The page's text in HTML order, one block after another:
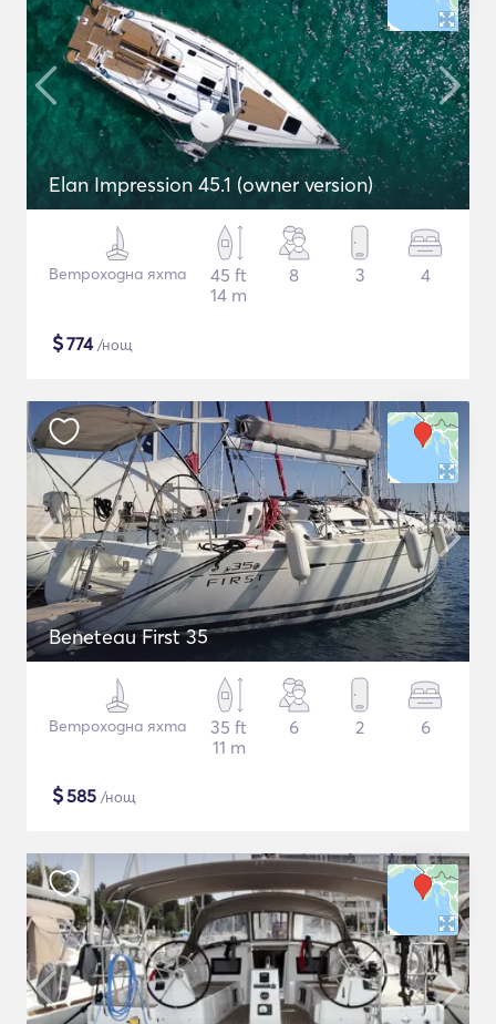
Elan Impression 45.1 (owner version)
Ветроходна яхта
45 ft
14 m
8 3 4
$774/нощ
Beneteau First 35
Ветроходна яхта
35 ft
11 m
6 2 6
$585 /нощ